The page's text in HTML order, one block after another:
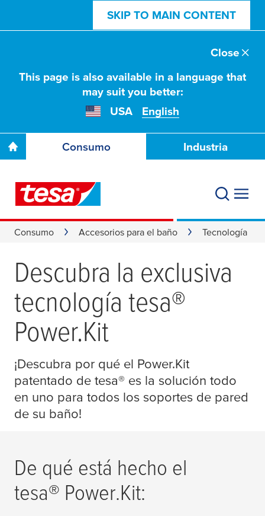
SKIP TO MAIN CONTENT
This page is also available in a language that
may suit you better:
USA
English
Close
Consumo Industria
Consumo Accesorios para el baño Tecnología
Descubra la exclusiva
tecnología tesa®
Power.Kit
¡Descubra por qué el Power.Kit
patentado de tesa® es la solución todo
en uno para todos los soportes de pared
de su baño!
De qué está hecho el
tesa® Power.Kit: